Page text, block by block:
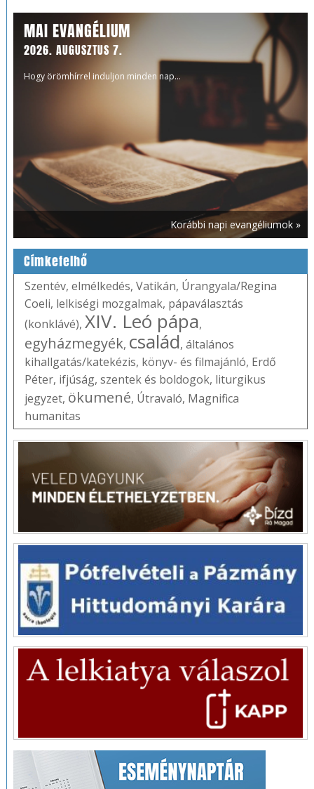
MAI EVANGÉLIUM
2026. AUGUSZTUS 7.
Hogy örömhírrel induljon minden nap...
Korábbi napi evangéliumok »
Címkefelhő
Szentév, elmélkedés, Vatikán, Úrangyala/Regina
Coeli, lelkiségi mozgalmak, pápaválasztás
(konklávé), XIV. Leó pápa,
egyházmegyék, család, általános
kihallgatás/katekézis, könyv- és filmajánló, Erdő
Péter, ifjúság, szentek és boldogok, liturgikus
jegyzet, ökumené, Útravaló, Magnifica
humanitas